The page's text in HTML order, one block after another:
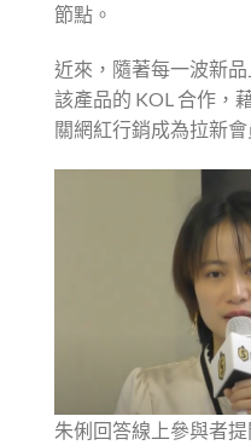
節點。
近來，隨著每一波新
該產品的 KOL 合作，
關網紅行銷成為拉新會
朱俐回答線上參與者